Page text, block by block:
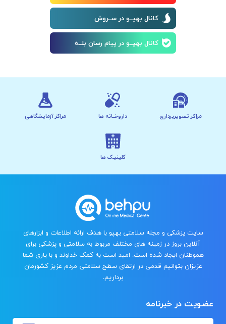
کانال بهپــو در ســروش
کانال بهپــو در پیام رسان بلــه
مراکز تصویربرداری داروخــانه ها مراکز آزمایشگاهی
کلینیـک ها
سایت پزشکی و مجله سلامتی بهپو با هدف ارائه اطلاعات و ابزارهای
آنلاین بروز در زمینه های مختلف مربوط به سلامتی و پزشکی برای
هموطنان ایجاد شده است. امید است به کمک خداوند و با یاری شما
عزیزان بتوانیم قدمی در ارتقای سطح سلامتی مردم عزیز کشورمان
برداریم.
عضویت در خبرنامه